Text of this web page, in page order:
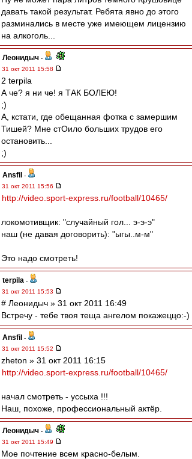
давать такой результат. Ребята явно до этого
разминались в месте уже имеющем лицензию
на алкоголь...
Леонидыч -
31 окт 2011 15:58
2 terpila
А че? я ни че! я ТАК БОЛЕЮ!
;)
А, кстати, где обещанная фотка с замершим
Тишей? Мне стОило больших трудов его
остановить...
;)
Ansfil -
31 окт 2011 15:56
http://video.sport-express.ru/football/10465/
локомотивщик: "случайный гол... э-э-э"
наш (не давая договорить): "ыгы..м-м"
Это надо смотреть!
terpila -
31 окт 2011 15:53
# Леонидыч » 31 окт 2011 16:49
Встречу - тебе твоя теща ангелом покажеццо:-)
Ansfil -
31 окт 2011 15:52
zheton » 31 окт 2011 16:15
http://video.sport-express.ru/football/10465/
начал смотреть - уссыха !!!
Наш, похоже, профессиональный актёр.
Леонидыч -
31 окт 2011 15:49
Мое почтение всем красно-белым.